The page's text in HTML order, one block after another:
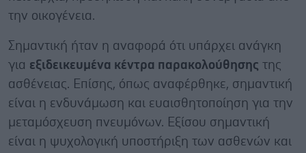
την οικογένεια.
Σημαντική ήταν η αναφορά ότι υπάρχει ανάγκη
για εξιδεικευμένα κέντρα παρακολούθησης της
ασθένειας. Επίσης, όπως αναφέρθηκε, σημαντική
είναι η ενδυνάμωση και ευαισθητοποίηση για την
μεταμόσχευση πνευμόνων. Εξίσου σημαντική
είναι η ψυχολογική υποστήριξη των ασθενών και